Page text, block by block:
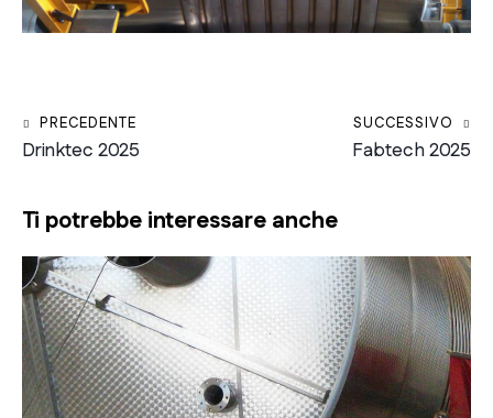
Navigazione articoli
PRECEDENTE
Drinktec 2025
SUCCESSIVO
Fabtech 2025
Ti potrebbe interessare anche